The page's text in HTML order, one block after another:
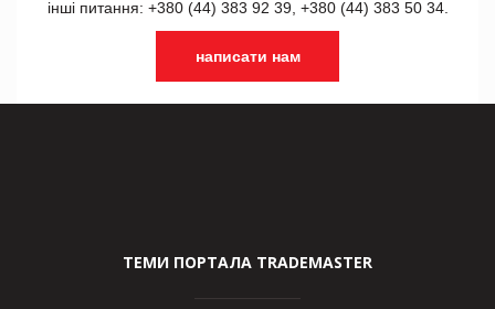
інші питання: +380 (44) 383 92 39, +380 (44) 383 50 34.
написати нам
ТЕМИ ПОРТАЛА TRADEMASTER